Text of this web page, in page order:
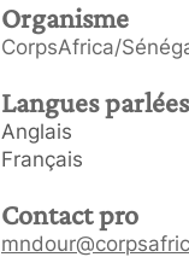
Organisme
CorpsAfrica/
Langues parlées
Anglais
Français
Contact pro